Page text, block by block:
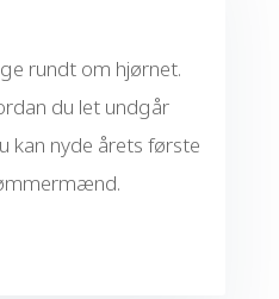
rundt om hjørnet.
du let undgår
nyde årets første